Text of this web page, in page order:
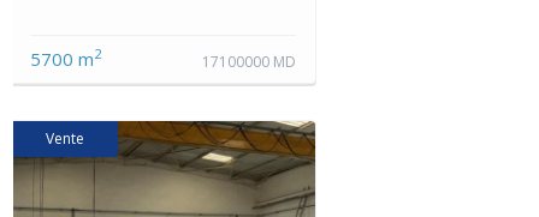
5700 m2 17100000 MD
Vente